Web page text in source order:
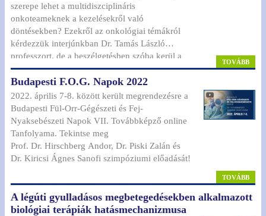
327
szerepe lehet a multidiszciplináris
onkoteameknek a kezelésekről való
döntésekben? Ezekről az onkológiai témákról
kérdezzük interjúnkban Dr. Tamás László
professzort, de a beszélgetésben szóba kerül a
krónikus rhinosinusitis is, amely kapcsán Tamás
professzor bemutatja a „Polipos kisokos”
betegtájékoztatót.
TOVÁBB
Budapesti F.O.G. Napok 2022
2022. április 7-8. között került megrendezésre a
Budapesti Fül-Orr-Gégészeti és Fej-
Nyaksebészeti Napok VII. Továbbképző online
Tanfolyama. Tekintse meg
Prof. Dr. Hirschberg Andor, Dr. Piski Zalán és
Dr. Kiricsi Ágnes Sanofi szimpóziumi előadását!
TOVÁBB
A légúti gyulladásos megbetegedésekben alkalmazott
biológiai terápiák hatásmechanizmusa